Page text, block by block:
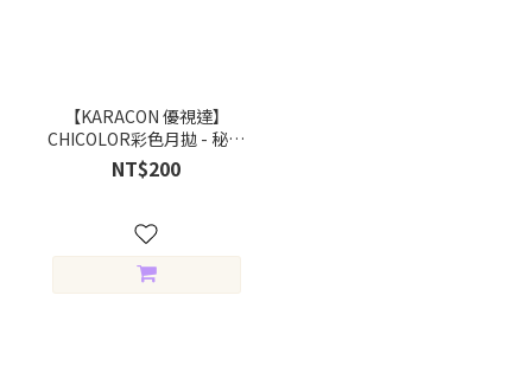
【KARACON 優視達】
CHICOLOR彩色月拋 - 秘密
棕 Misty Brown (1片裝)
NT$200